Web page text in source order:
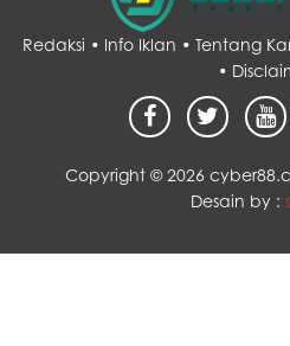
Redaksi • Info Iklan • Tentang
•
Copyright ©2026
Desain by :